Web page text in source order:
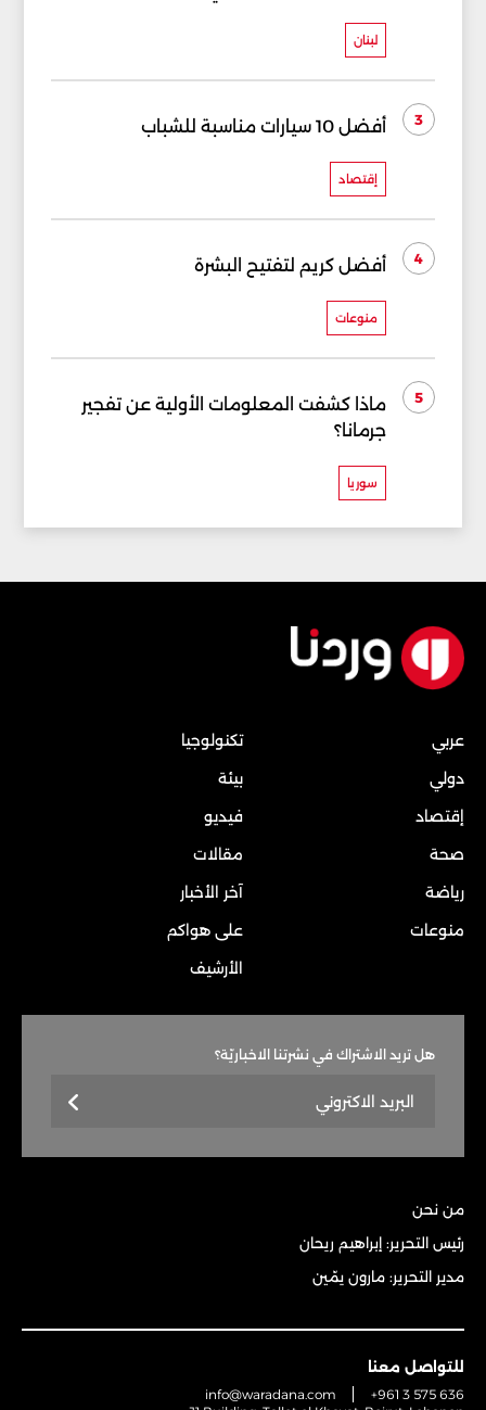
لبنان
3 أفضل 10 سيارات مناسبة للشباب
إقتصاد
4 أفضل كريم لتفتيح البشرة
منوعات
5
ماذا كشفت المعلومات الأولية عن تفجير
جرمانا؟
سوريا
عربي
دولي
إقتصاد
صحة
رياضة
منوعات
تكنولوجيا
بيئة
فيديو
مقالات
آخر الأخبار
على هواكم
الأرشيف
هل تريد الاشتراك في نشرتنا الاخباريّة؟
من نحن
رئيس التحرير: إبراهيم ريحان
مدير التحرير: مارون يمّين
للتواصل معنا
info@waradana.com
+961 3 575 636